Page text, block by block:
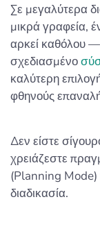
Σε μεγαλύτερα
μικρά γραφεία,
αρκεί καθόλου
σχεδιασμένο
καλύτερη
φθηνούς
Δεν είστε
χρειάζεστε
(Planning Mode)
διαδικασία.